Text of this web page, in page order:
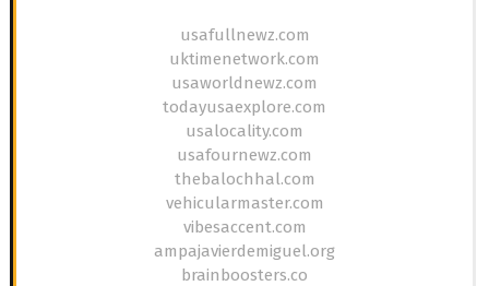
usafullnewz.com
uktimenetwork.com
usaworldnewz.com
todayusaexplore.com
usalocality.com
usafournewz.com
thebalochhal.com
vehicularmaster.com
vibesaccent.com
ampajavierdemiguel.org
brainboosters.co